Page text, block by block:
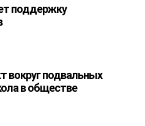
поддержку
вокруг подвальных
в обществе